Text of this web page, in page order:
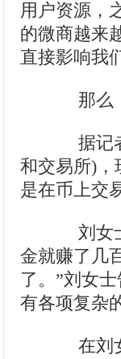
用户资源，
的微商越来
直接影响我
那么，
据记者
和交易所)，
是在币上交
刘女士
金就赚了几
了。”刘女
有各项复杂
在刘女